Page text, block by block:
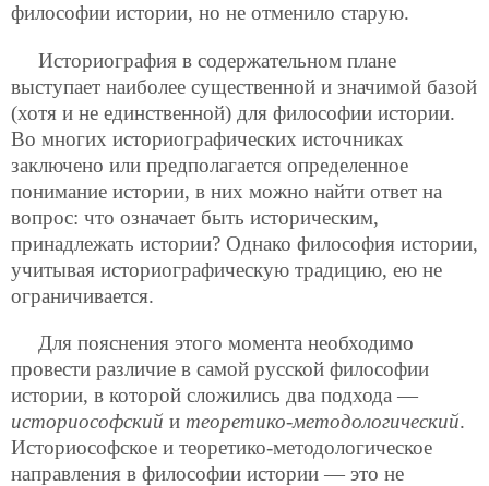
философии истории, но не отменило старую.
Историография в содержательном плане
выступает наиболее существенной и значимой базой
(хотя и не единственной) для философии истории.
Во многих историографических источниках
заключено или предполагается определенное
понимание истории, в них можно найти ответ на
вопрос: что означает быть историческим,
принадлежать истории? Однако философия истории,
учитывая историографическую традицию, ею не
ограничивается.
Для пояснения этого момента необходимо
провести различие в самой русской философии
истории, в которой сложились два подхода —
историософский и теоретико-методологический.
Историософское и теоретико-методологическое
направления в философии истории — это не